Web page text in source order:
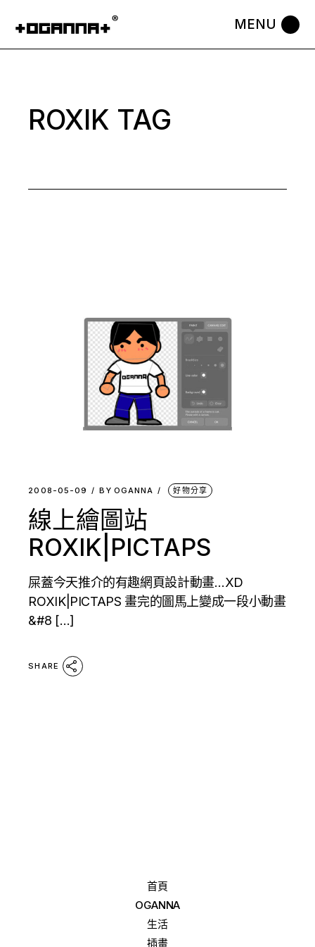
the
ROXIK TAG
2008-05-09 BY OGANNA 好物分享
線上繪圖站
ROXIK|PICTAPS
屎蓋今天推介的有趣網頁設計動畫…XD
ROXIK|PICTAPS 畫完的圖馬上變成一段小動畫
&#8 […]
SHARE
首頁
OGANNA
生活
插畫